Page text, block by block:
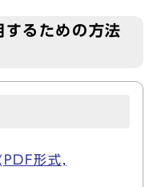
るための⽅法
形式,